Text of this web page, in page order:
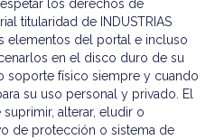
los derechos de
titularidad de INDUSTRIAS
elementos del portal e incluso
en el disco duro de su
soporte físico siempre y cuando
su uso personal y privado. El
alterar, eludir o
de protección o sistema de